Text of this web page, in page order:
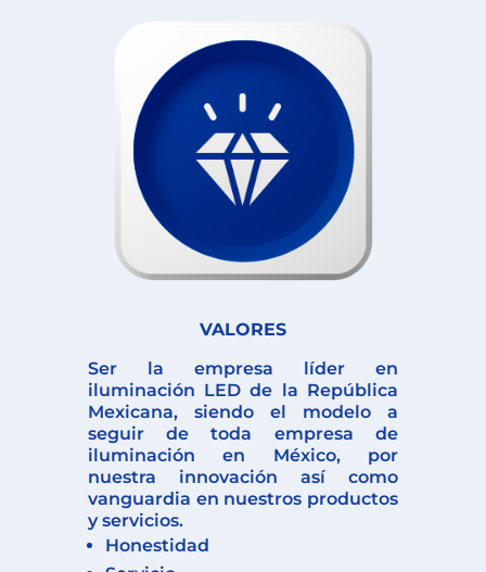
VALORES
Ser la empresa líder en
iluminación LED de la República
Mexicana, siendo el modelo a
seguir de toda empresa de
iluminación en México, por
nuestra innovación así como
vanguardia en nuestros productos
y servicios.
Honestidad